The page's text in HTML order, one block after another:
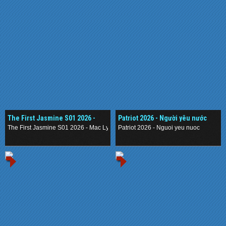
The First Jasmine S01 2026 -
Mạc Ly
The First Jasmine S01 2026 - Mac Ly
Patriot 2026 - Người yêu nước
Patriot 2026 - Nguoi yeu nuoc